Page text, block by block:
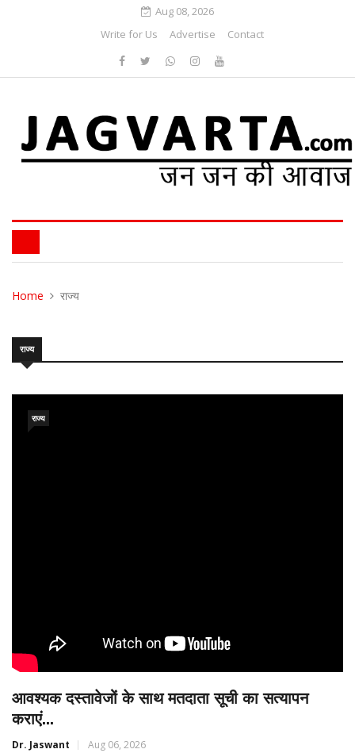
Aug 08, 2026
Write for Us
Advertise Contact
Home राज्य
राज्य
राज्य
आवश्यक दस्तावेजों के साथ मतदाता सूची का सत्यापन
कराएं...
Dr. Jaswant Aug 06, 2026